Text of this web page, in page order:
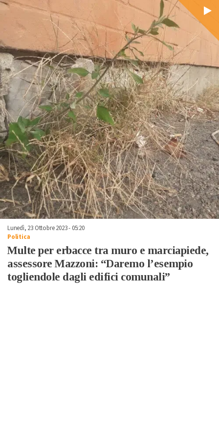
Lunedì, 23 Ottobre 2023 - 05:20
Politica
Multe per erbacce tra muro e marciapiede,
assessore Mazzoni: “Daremo l’esempio
togliendole dagli edifici comunali”